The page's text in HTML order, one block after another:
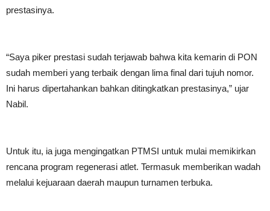
prestasinya.
“Saya piker prestasi sudah terjawab bahwa kita kemarin di PON
sudah memberi yang terbaik dengan lima final dari tujuh nomor.
Ini harus dipertahankan bahkan ditingkatkan prestasinya,” ujar
Nabil.
Untuk itu, ia juga mengingatkan PTMSI untuk mulai memikirkan
rencana program regenerasi atlet. Termasuk memberikan wadah
melalui kejuaraan daerah maupun turnamen terbuka.